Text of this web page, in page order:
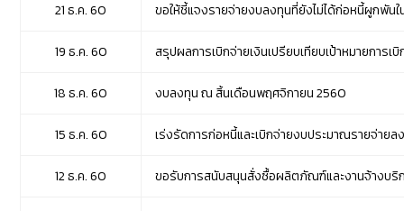
21 ธ.ค. 60 ขอให้ชี้แจงรายจ่ายงบลงทุนที่ยังไม่ได้ก่อหนี้ผูกพันใ
19 ธ.ค. 60 สรุปผลการเบิกจ่ายเงินเปรียบเทียบเป้าหมายการ
18 ธ.ค. 60 งบลงทุน ณ สิ้นเดือนพฤศจิกายน 2560
15 ธ.ค. 60 เร่งรัดการก่อหนี้และเบิกจ่ายงบประมาณรายจ่าย
12 ธ.ค. 60 ขอรับการสนับสนุนสั่งซื้อผลิตภัณฑ์และงานจ้างบริก